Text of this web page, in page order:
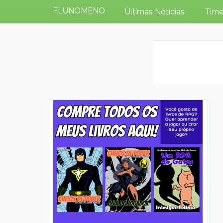
FLUNOMENO Últimas Notícias